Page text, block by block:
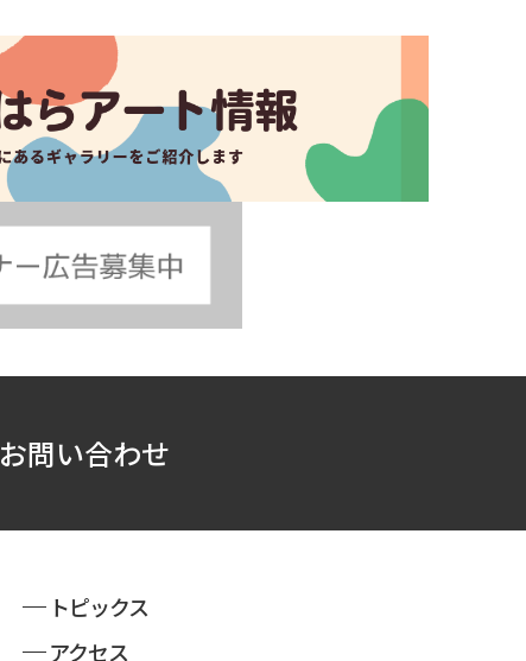
お問い合わせ
トピックス
アクセス